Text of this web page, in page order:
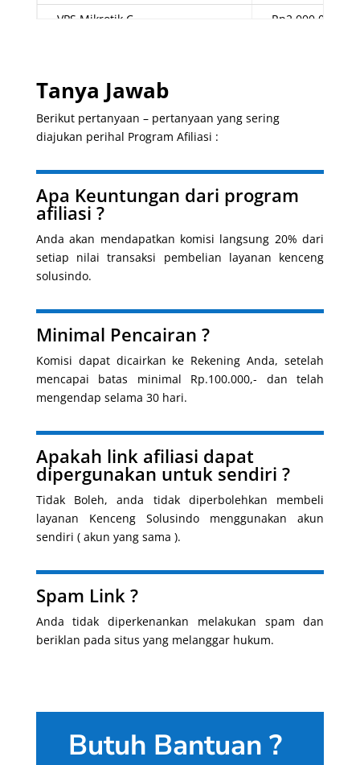
VPS Mikrotik C
Rp2.000.000,00
Tanya Jawab
Berikut pertanyaan – pertanyaan yang sering
diajukan perihal Program Afiliasi :
Apa Keuntungan dari program
afiliasi ?
Anda akan mendapatkan komisi langsung 20% dari
setiap nilai transaksi pembelian layanan kenceng
solusindo.
Minimal Pencairan ?
Komisi dapat dicairkan ke Rekening Anda, setelah
mencapai batas minimal Rp.100.000,- dan telah
mengendap selama 30 hari.
Apakah link afiliasi dapat
dipergunakan untuk sendiri ?
Tidak Boleh, anda tidak diperbolehkan membeli
layanan Kenceng Solusindo menggunakan akun
sendiri ( akun yang sama ).
Spam Link ?
Anda tidak diperkenankan melakukan spam dan
beriklan pada situs yang melanggar hukum.
Butuh Bantuan ?